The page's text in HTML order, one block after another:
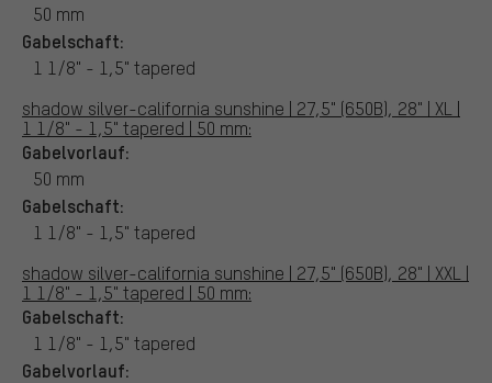
50 mm
Gabelschaft:
1 1/8" - 1,5" tapered
shadow silver-california sunshine | 27,5" (650B), 28" | XL |
1 1/8" - 1,5" tapered | 50 mm:
Gabelvorlauf:
50 mm
Gabelschaft:
1 1/8" - 1,5" tapered
shadow silver-california sunshine | 27,5" (650B), 28" | XXL |
1 1/8" - 1,5" tapered | 50 mm:
Gabelschaft:
1 1/8" - 1,5" tapered
Gabelvorlauf: